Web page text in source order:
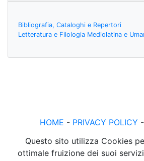
Bibliografia, Cataloghi e Repertori
Letteratura e Filologia Mediolatina e
HOME - PRIVACY POLICY -
Questo sito utilizza Cookies
ottimale fruizione dei suoi